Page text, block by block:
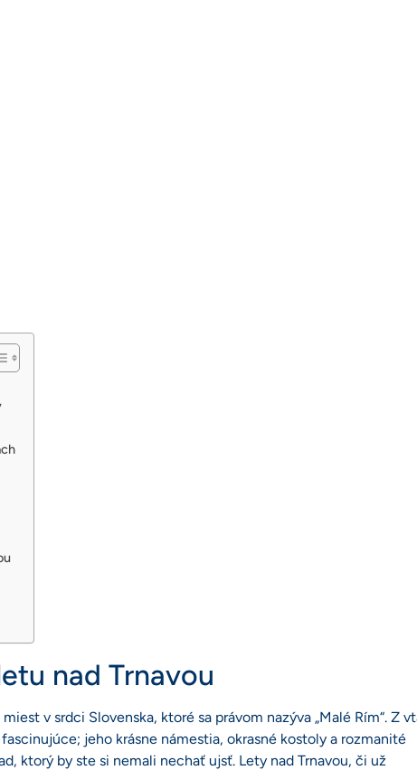
nad Trnavou
v srdci Slovenska, ktoré sa právom nazýva „Malé Rím“. Z
jeho krásne námestia, okrasné kostoly a rozmanité
ktorý by ste si nemali nechať ujsť. Lety nad Trnavou, či už